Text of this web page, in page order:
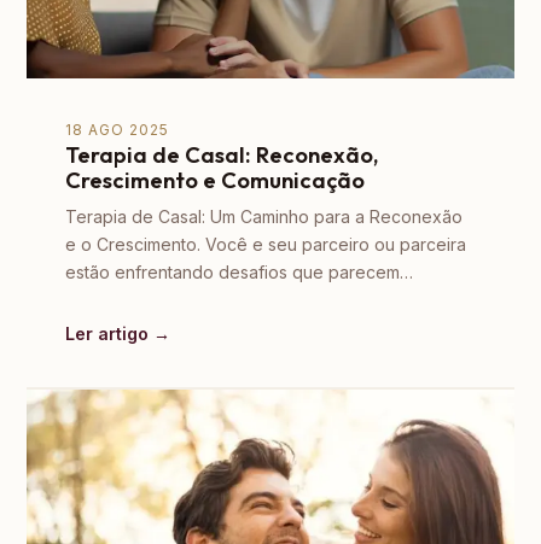
18 AGO 2025
Terapia de Casal: Reconexão,
Crescimento e Comunicação
Terapia de Casal: Um Caminho para a Reconexão
e o Crescimento. Você e seu parceiro ou parceira
estão enfrentando desafios que parecem…
Ler artigo →